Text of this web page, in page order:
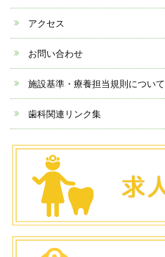
アクセス
お問い合わせ
施設基準・療養担当規則について
歯科関連リンク集